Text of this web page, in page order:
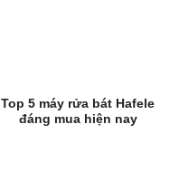
Top 5 máy rửa bát Hafele
đáng mua hiện nay